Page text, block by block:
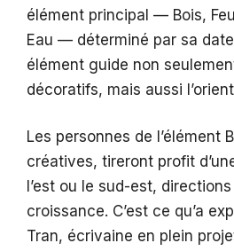
élément principal — Bois,
Eau — déterminé par sa
élément guide non
décoratifs, mais aussi
Les personnes de l’élément
créatives, tireront profit
l’est ou le sud-est,
croissance. C’est ce qu’a
Tran, écrivaine en plein